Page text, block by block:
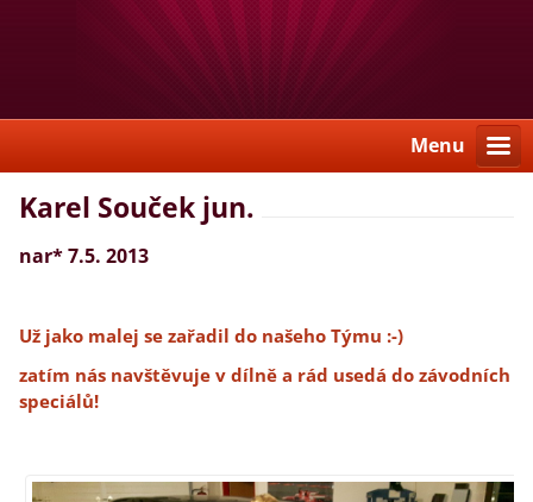
Menu
Karel Souček jun.
nar* 7.5. 2013
Už jako malej se zařadil do našeho Týmu :-)
zatím nás navštěvuje v dílně a rád usedá do závodních
speciálů!